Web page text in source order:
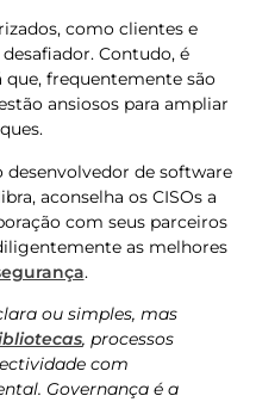
como clientes e
Contudo, é
frequentemente são
ansiosos para ampliar
desenvolvedor de software
aconselha os CISOs a
com seus parceiros
as melhores
.
ou simples, mas
, processos
com
Governança é a